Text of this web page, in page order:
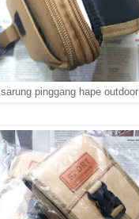
sarung pinggang hape outdoor